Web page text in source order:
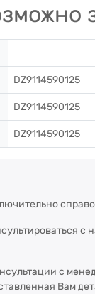
DZ9114590125
DZ9114590125
DZ9114590125
с
Вам